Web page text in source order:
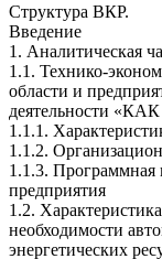
Структура ВКР.
Введение
1. Аналитическая
1.1. Технико-
области и
деятельности
1.1.1.
1.1.2.
1.1.3. Программная
предприятия
1.2.
необходимости
энергетических